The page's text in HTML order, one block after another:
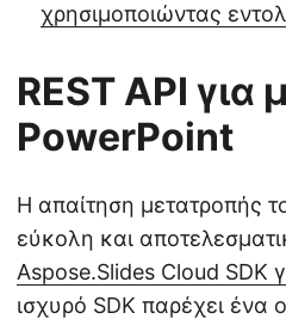
χρησιμοποιώντας
REST API για
PowerPoint
Η απαίτηση μετατροπής
εύκολη και
Aspose.Slides Cloud SDK
ισχυρό SDK παρέχει